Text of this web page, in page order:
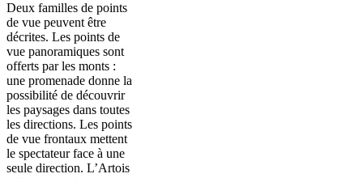
Deux familles de points
de vue peuvent être
décrites. Les points de
vue panoramiques sont
offerts par les monts :
une promenade donne la
possibilité de découvrir
les paysages dans toutes
les directions. Les points
de vue frontaux mettent
le spectateur face à une
seule direction. L’Artois